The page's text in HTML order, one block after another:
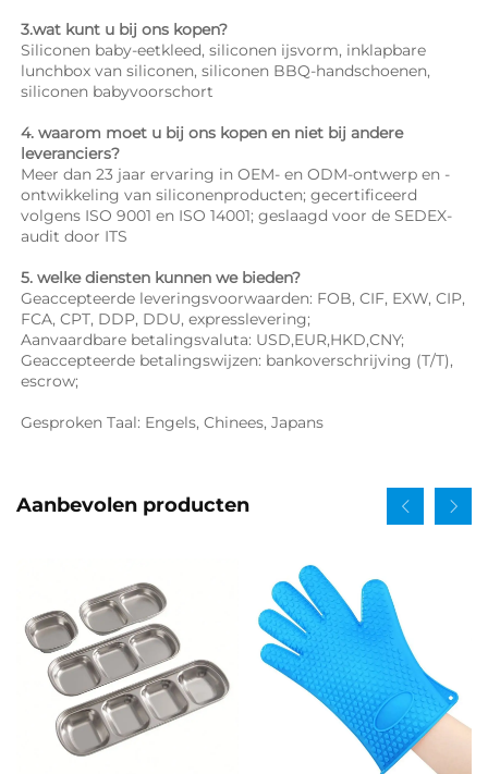
3.wat kunt u bij ons kopen?
Siliconen baby-eetkleed, siliconen ijsvorm, inklapbare
lunchbox van siliconen, siliconen BBQ-handschoenen,
siliconen babyvoorschort
4. waarom moet u bij ons kopen en niet bij andere
leveranciers?
Meer dan 23 jaar ervaring in OEM- en ODM-ontwerp en -
ontwikkeling van siliconenproducten; gecertificeerd
volgens ISO 9001 en ISO 14001; geslaagd voor de SEDEX-
audit door ITS
5. welke diensten kunnen we bieden?
Geaccepteerde leveringsvoorwaarden: FOB, CIF, EXW, CIP,
FCA, CPT, DDP, DDU, expresslevering;
Aanvaardbare betalingsvaluta: USD,EUR,HKD,CNY;
Geaccepteerde betalingswijzen: bankoverschrijving (T/T),
escrow;
Gesproken Taal: Engels, Chinees, Japans
Aanbevolen producten